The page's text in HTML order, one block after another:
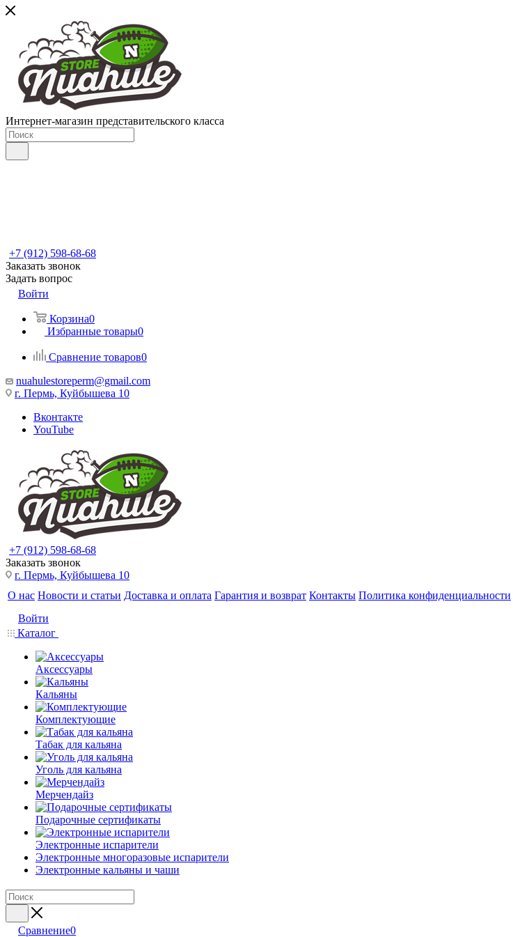
Интернет-магазин представительского класса
+7 (912) 598-68-68
Заказать звонок
Задать вопрос
Войти
Корзина0
Избранные товары0
Сравнение товаров0
nuahulestoreperm@gmail.com
г. Пермь, Куйбышева 10
Вконтакте
YouTube
+7 (912) 598-68-68
Заказать звонок
г. Пермь, Куйбышева 10
О нас Новости и статьи Доставка и оплата Гарантия и возврат Контакты Политика конфиденциальности
Войти
Каталог
Аксессуары
Кальяны
Комплектующие
Табак для кальяна
Уголь для кальяна
Мерчендайз
Подарочные сертификаты
Электронные испарители
Электронные многоразовые испарители
Электронные кальяны и чаши
Сравнение0